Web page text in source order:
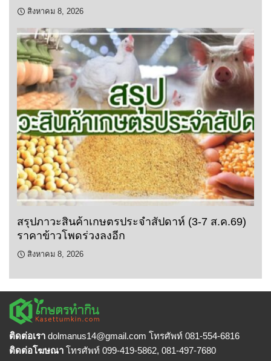
สิงหาคม 8, 2026
สรุปภาวะสินค้าเกษตรประจำสัปดาห์ (3-7 ส.ค.69)
ราคาข้าวโพดร่วงลงอีก
สิงหาคม 8, 2026
ติดต่อเรา dolmanus14@gmail.com โทรศัพท์ 081-554-6816
ติดต่อโฆษณา โทรศัพท์ 099-419-5862, 081-497-7680